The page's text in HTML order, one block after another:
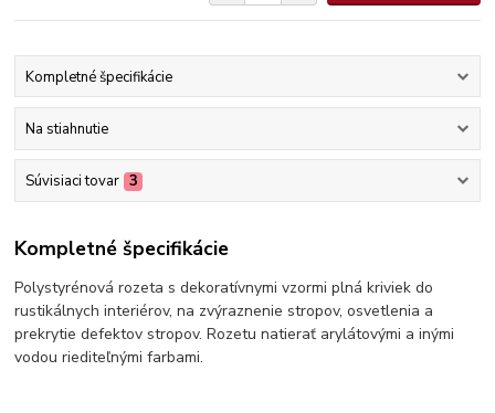
Kompletné špecifikácie
Na stiahnutie
Súvisiaci tovar 3
Kompletné špecifikácie
Polystyrénová rozeta s dekoratívnymi vzormi plná kriviek do
rustikálnych interiérov, na zvýraznenie stropov, osvetlenia a
prekrytie defektov stropov. Rozetu natierať arylátovými a inými
vodou riediteľnými farbami.